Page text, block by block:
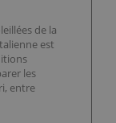
de la
est
les
entre